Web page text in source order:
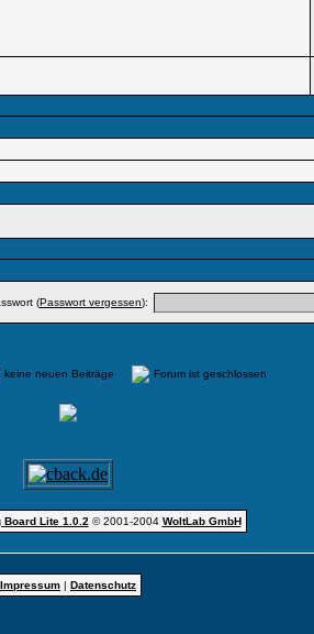
(Passwort vergessen):
keine neuen Beiträge Forum ist geschlossen
Board Lite 1.0.2 © 2001-2004 WoltLab GmbH
Impressum | Datenschutz